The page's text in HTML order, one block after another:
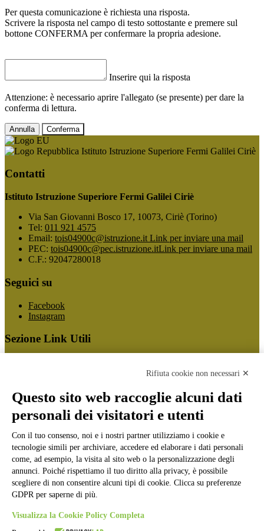
Per questa comunicazione è richiesta una risposta.
Scrivere la risposta nel campo di testo sottostante e premere sul
bottone CONFERMA per confermare la propria adesione.
Inserire qui la risposta
Attenzione: è necessario aprire l'allegato (se presente) per dare la
conferma di lettura.
Annulla Conferma
Istituto Istruzione Superiore Fermi Galilei Ciriè
Contatti
Istituto Istruzione Superiore Fermi Galilei Ciriè
Via San Giovanni Bosco 17, 10073, Ciriè (Torino)
Tel: 011 921 4575
Email: tois04900c@istruzione.it Link per inviare una mail
PEC: tois04900c@pec.istruzione.itLink per inviare una mail
C.F.: 92047280018
Seguici su
Facebook
Instagram
Sezione Link Utili
Ufficio Relazioni con il Pubblico
Dichiarazione di accessibilità
Obiettivi di accessibilità
Gestione consensi cookie
Amministrazione trasparente
Pagina visualizzata
878193volte
Sezione Copyright
Copyright 2026 | Engineered and powered by Gruppo Spaggiari
Rifiuta cookie non necessari ✕
Questo sito web raccoglie alcuni dati
personali dei visitatori e utenti
Con il tuo consenso, noi e i nostri partner utilizziamo i cookie e
tecnologie simili per archiviare, accedere ed elaborare i dati personali
come, ad esempio, la visita al sito web o la personalizzazione degli
annunci. Poiché rispettiamo il tuo diritto alla privacy, è possibile
scegliere di non consentire alcuni tipi di cookie. Clicca su preferenze
GDPR per saperne di più.
Visualizza la Cookie Policy Completa